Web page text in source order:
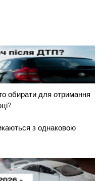
обирати для отримання
з однаковою